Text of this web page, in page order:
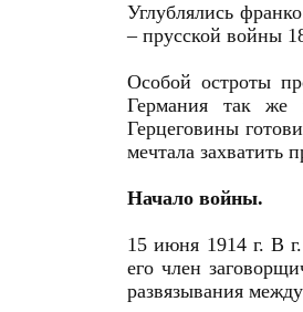
Углублялись
– прусской войны
Особой остроты
Германия так же
Герцеговины
мечтала захватить
Начало войны.
15 июня 1914 г. В
его член
развязывания